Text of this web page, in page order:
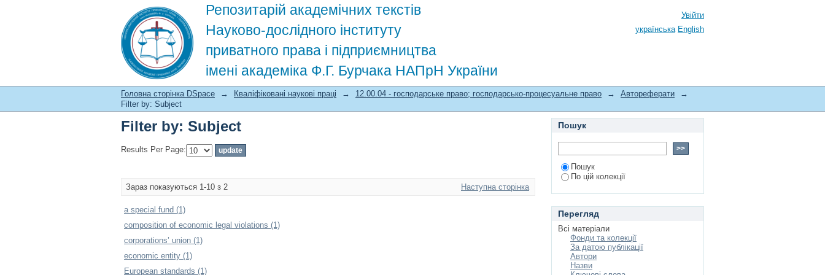
Репозитарій академічних текстів
Науково-дослідного інституту
приватного права і підприємництва
імені академіка Ф.Г. Бурчака НАПрН України
Filter by: Subject
Увійти
українська English
Головна сторінка DSpace → Кваліфіковані наукові праці → 12.00.04 - господарське право; господарсько-процесуальне право → Автореферати
→
Filter by: Subject
Filter by: Subject
Results Per Page:
Зараз показуються 1-10 з 2 Наступна сторінка
a special fund (1)
composition of economic legal violations (1)
corporations’ union (1)
economic entity (1)
European standards (1)
Пошук
Пошук
По цій колекції
Перегляд
Всі матеріали
Фонди та колекції
За датою публікації
Автори
Назви